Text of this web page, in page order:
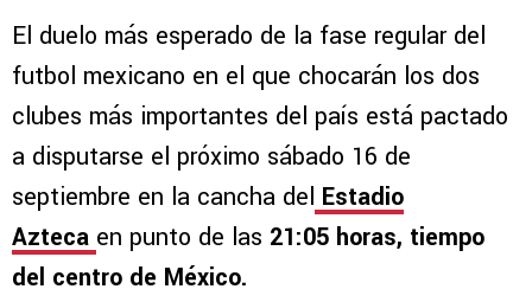
El duelo más esperado de la fase regular del
futbol mexicano en el que chocarán los dos
clubes más importantes del país está pactado
a disputarse el próximo sábado 16 de
septiembre en la cancha del Estadio
Azteca en punto de las 21:05 horas, tiempo
del centro de México.